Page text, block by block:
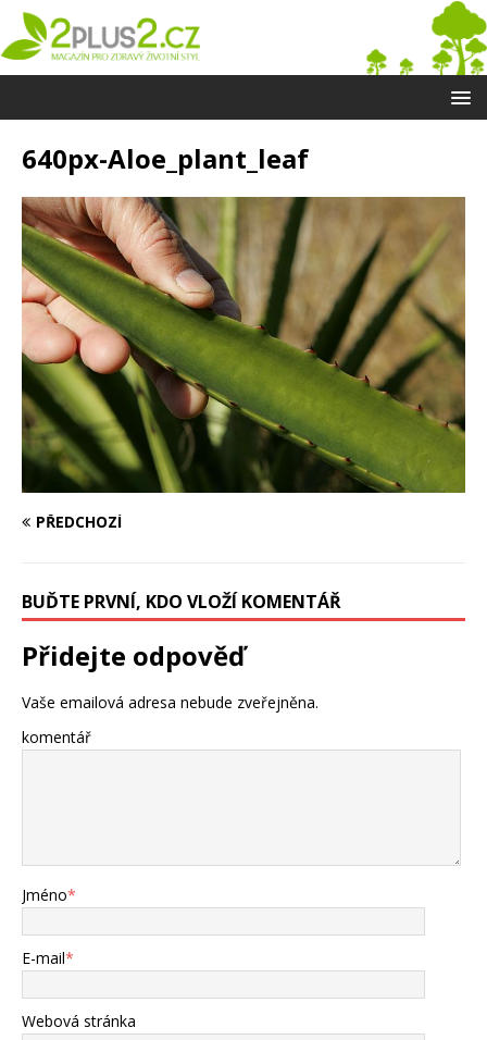
640px-Aloe_plant_leaf
PŘEDCHOZÍ
BUĎTE PRVNÍ, KDO VLOŽÍ KOMENTÁŘ
Přidejte odpověď
Vaše emailová adresa nebude zveřejněna.
komentář
Jméno*
E-mail*
Webová stránka